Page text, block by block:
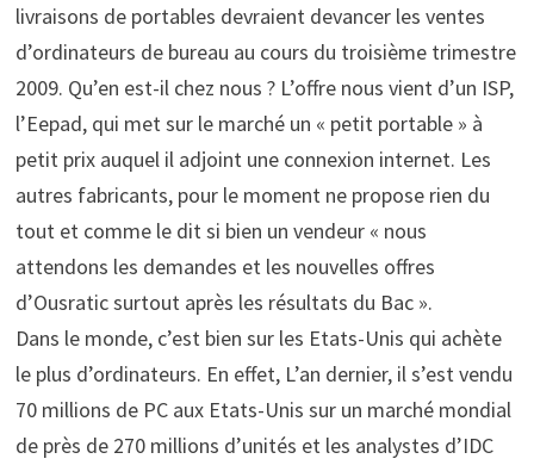
livraisons de portables devraient devancer les ventes
d’ordinateurs de bureau au cours du troisième trimestre
2009. Qu’en est-il chez nous ? L’offre nous vient d’un ISP,
l’Eepad, qui met sur le marché un « petit portable » à
petit prix auquel il adjoint une connexion internet. Les
autres fabricants, pour le moment ne propose rien du
tout et comme le dit si bien un vendeur « nous
attendons les demandes et les nouvelles offres
d’Ousratic surtout après les résultats du Bac ».
Dans le monde, c’est bien sur les Etats-Unis qui achète
le plus d’ordinateurs. En effet, L’an dernier, il s’est vendu
70 millions de PC aux Etats-Unis sur un marché mondial
de près de 270 millions d’unités et les analystes d’IDC